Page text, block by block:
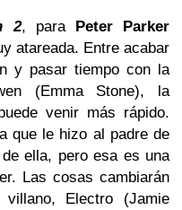
2, para Peter Parker
atareada. Entre acabar
y pasar tiempo con la
(Emma Stone), la
venir más rápido.
que le hizo al padre de
ella, pero esa es una
Las cosas cambiarán
Electro (Jamie